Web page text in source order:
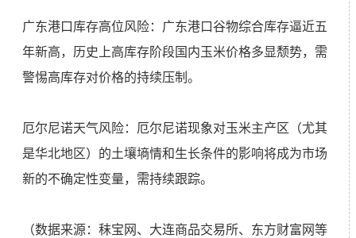
广东港口库存高位风险：广东港口谷物综合库存逼近五
年新高，历史上高库存阶段国内玉米价格多显颓势，需
警惕高库存对价格的持续压制。
厄尔尼诺天气风险：厄尔尼诺现象对玉米主产区（尤其
是华北地区）的土壤墒情和生长条件的影响将成为市场
新的不确定性变量，需持续跟踪。
（数据来源：秣宝网、大连商品交易所、东方财富网等